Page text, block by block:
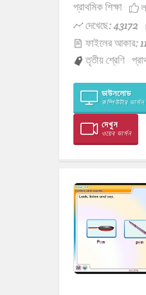
প্রাথমিক শিক্ষা
দেখেছে: 43172
ফাইলের আকার:
তৃতীয় শ্রেণি
ডাউনলোড
কম্পিউটার ভার্সন
দেখুন
ওয়েব ভার্সন